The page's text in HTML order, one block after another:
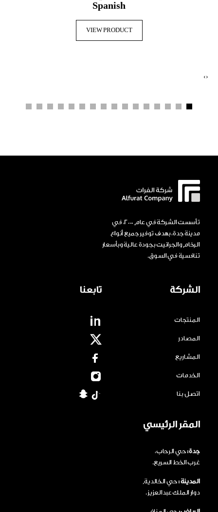
Spanish
VIEW PRODUCT
‹
›
تأسست الشركة في عام 2000، في
مدينة جدة، بهدف توفير جميع أنواع
الرخام والجرانيت بجودة عالية وبأسعار
تنافسية في السوق.
الشركة
المنتجات
المصادر
المشاريع
الخدمات
اتصل بنا
تابعنا
المقر الرئيسي
جدة :حي الرحاب،
غرب الخط السريع.
المدينة :حي الخالدية,
دوار الملك عبدالعزيز .